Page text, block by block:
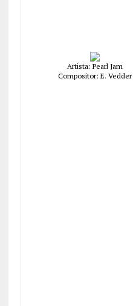
Artista: Pearl Jam
Compositor: E. Vedder